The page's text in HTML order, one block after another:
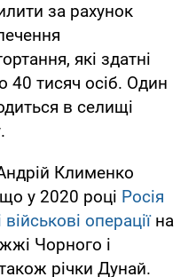
за рахунок
які здатні
40 тисяч осіб. Один
в селищі
Клименко
у 2020 році Росія
операціїна
Чорного і
річки Дунай.